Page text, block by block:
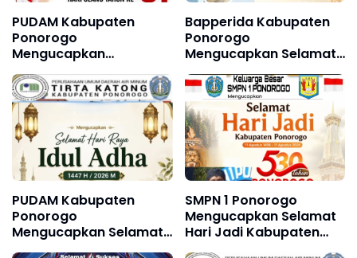
PUDAM Kabupaten
Ponorogo
Mengucapkan
Dirgahayu Republik
Indonesia ke 81, 17
Agustus 1945 - 17
Agustus 2026
Bapperida Kabupaten
Ponorogo
Mengucapkan Selamat
Hari Jadi Kabupaten
Ponorogo ke 530, 11
Agustus 1496 - 11
Agustus 2026
PUDAM Kabupaten
Ponorogo
Mengucapkan Selamat
Hari Raya Idul Adha 1447
SMPN 1 Ponorogo
Mengucapkan Selamat
Hari Jadi Kabupaten
Ponorogo ke 530, 11